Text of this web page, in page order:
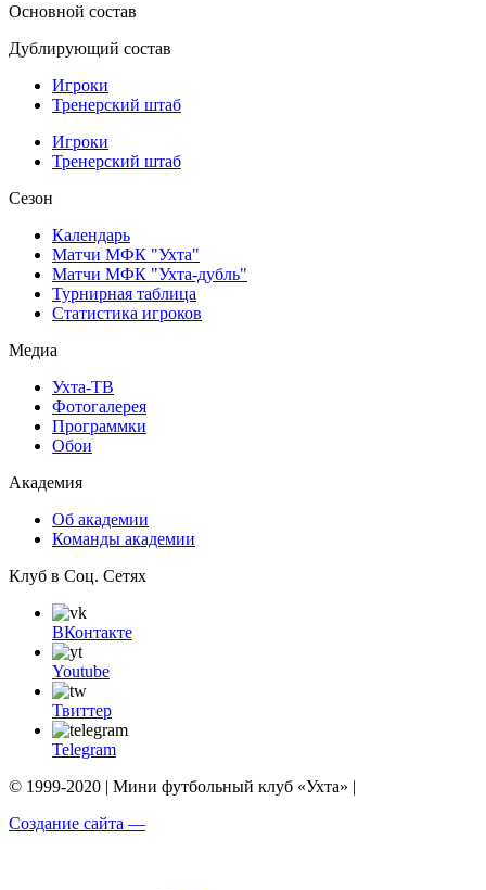
Основной состав
Дублирующий состав
Игроки
Тренерский штаб
Игроки
Тренерский штаб
Сезон
Календарь
Матчи МФК "Ухта"
Матчи МФК "Ухта-дубль"
Турнирная таблица
Статистика игроков
Медиа
Ухта-ТВ
Фотогалерея
Программки
Обои
Академия
Об академии
Команды академии
Клуб в Соц. Сетях
ВКонтакте
Youtube
Твиттер
Telegram
© 1999-2020 | Мини футбольный клуб «Ухта» |
Создание сайта —